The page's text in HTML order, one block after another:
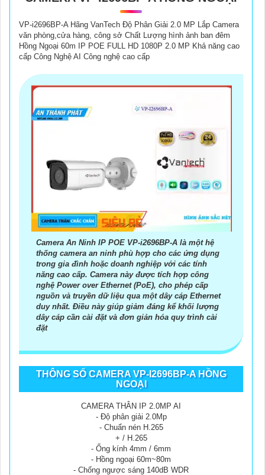
VP-i2696BP-A Hãng VanTech Độ Phân Giải 2.0 MP Lắp Camera
văn phòng,cửa hàng, công sở Chất Lượng hình ảnh ban đêm
Hồng Ngoại 60m IP POE FULL HD 1080P 2.0 MP Khả năng cao
cấp Công Nghệ AI Công nghệ cao cấp
Camera An Ninh IP POE VP-i2696BP-A là một hệ
thống camera an ninh phù hợp cho các ứng dụng
trong gia đình hoặc doanh nghiệp với các tính
năng cao cấp. Camera này được tích hợp công
nghệ Power over Ethernet (PoE), cho phép cấp
nguồn và truyền dữ liệu qua một dây cáp Ethernet
duy nhất. Điều này giúp giảm đáng kể khối lượng
dây cáp cần cài đặt và đơn giản hóa quy trình cài
đặt
THÔNG SỐ CAMERA VP-I2696BP-A HỒNG
NGOẠI
CAMERA THÂN IP 2.0MP AI
- Độ phân giải 2.0Mp
- Chuẩn nén H.265
+ / H.265
- Ống kính 4mm / 6mm
- Hồng ngoại 60m~80m
- Chống ngược sáng 140dB WDR